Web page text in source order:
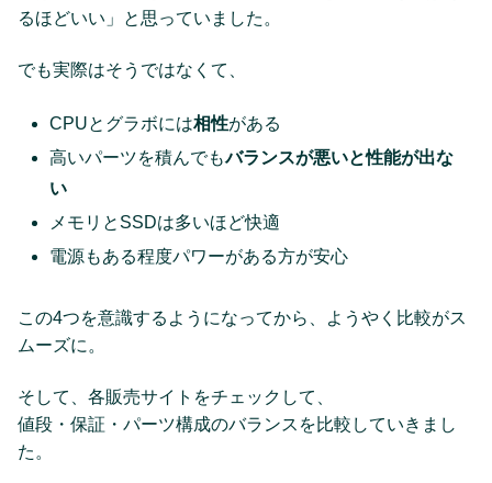
るほどいい」と思っていました。
でも実際はそうではなくて、
CPUとグラボには相性がある
高いパーツを積んでもバランスが悪いと性能が出な
い
メモリとSSDは多いほど快適
電源もある程度パワーがある方が安心
この4つを意識するようになってから、ようやく比較がス
ムーズに。
そして、各販売サイトをチェックして、
値段・保証・パーツ構成のバランスを比較していきまし
た。